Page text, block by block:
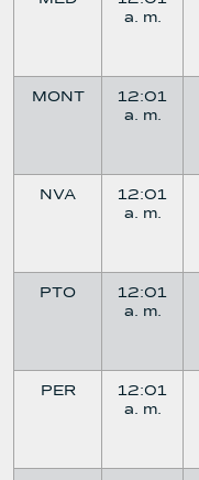
a. m.
MONT
12:01
a. m.
NVA
12:01
a. m.
PTO
12:01
a. m.
PER
12:01
a. m.